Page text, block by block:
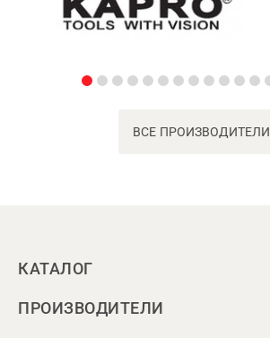
ВСЕ ПРОИЗВОДИТЕЛИ
КАТАЛОГ
ПРОИЗВОДИТЕЛИ